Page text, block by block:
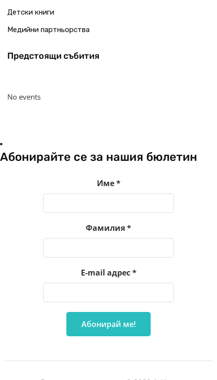
Детски книги
Медийни партньорства
Предстоящи събития
No events
Абонирайте се за нашия бюлетин
Име*
Фамилия*
E-mail адрес*